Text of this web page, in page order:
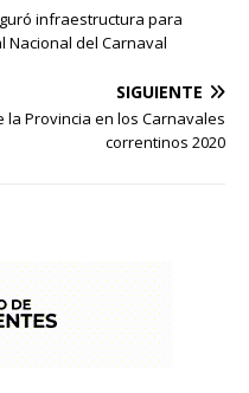
infraestructura para
Nacional del Carnaval
SIGUIENTE
Provincia en los Carnavales
correntinos 2020